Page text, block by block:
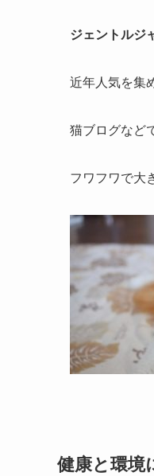
ジェントルジ
近年人気を集
猫ブログなど
フワフワで大
健康と環境